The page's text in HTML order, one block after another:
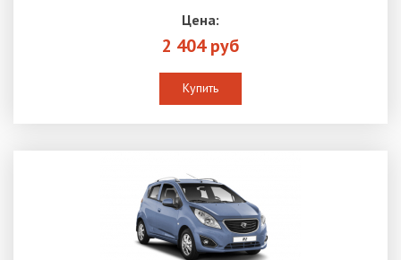
Цена:
2 404 руб
Купить